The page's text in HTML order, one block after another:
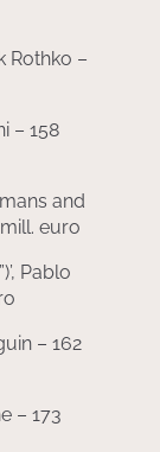
Rothko –
– 158
and
euro
Pablo
– 162
– 173